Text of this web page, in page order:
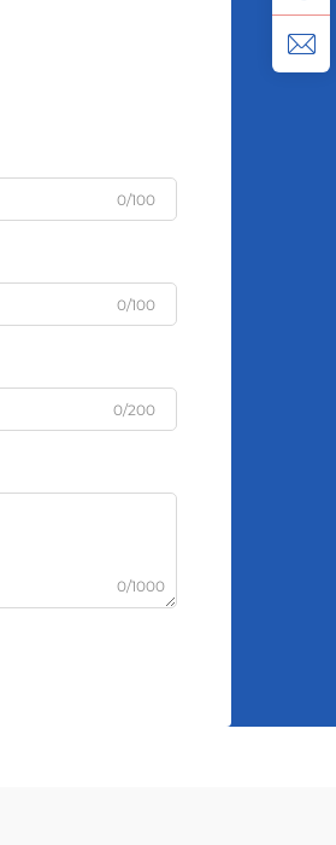
0/100
0/100
0/200
0/1000